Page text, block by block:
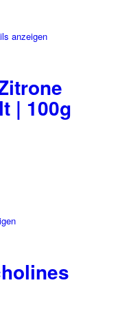
anzeigen
| 100g